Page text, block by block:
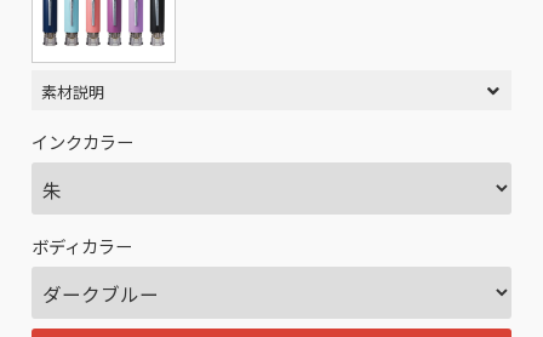
素材説明
インクカラー
ボディカラー